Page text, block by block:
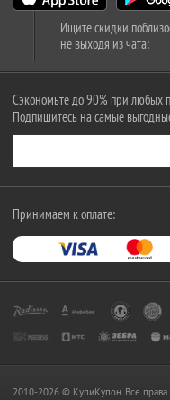
Ищите скидки
не выходя из чата:
Сэкономьте до 90% при любых
Подпишитесь на самые
Принимаем к оплате:
2010-2026 © КупиКупон. Все